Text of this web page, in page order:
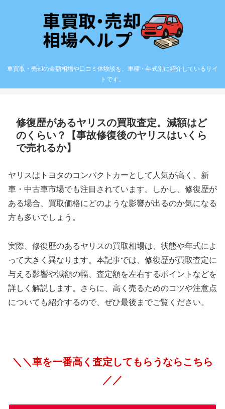
車買取・売却の金額相場や口コミ体験談を、車種・年式別に紹介しているサイ
トです。
修復歴があるヤリスの買取査定。減額はど
のくらい？【事故修復後のヤリスはいくら
で売れるか】
ヤリスはトヨタのコンパクトカーとして人気が高く、新
車・中古車市場でも注目されています。しかし、修復歴が
ある場合、買取価格にどのような影響が出るのか気になる
方も多いでしょう。
実際、修復歴のあるヤリスの買取相場は、状態や年式によ
って大きく異なります。本記事では、修復歴が買取査定に
与える影響や減額の幅、査定額を左右するポイントなどを
詳しく解説します。さらに、高く売るためのコツや注意点
についても紹介するので、ぜひ最後までご覧ください。
＼＼車を一番高く査定してもらうならこちら
／／